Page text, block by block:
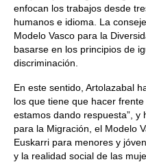
enfocan los trabajos desde
humanos e idioma. La
Modelo Vasco para la
basarse en los principios de
discriminación.
En este sentido, Artolazabal
los que tiene que hacer
estamos dando respuesta”, y
para la Migración, el Modelo
Euskarri para menores y
y la realidad social de las